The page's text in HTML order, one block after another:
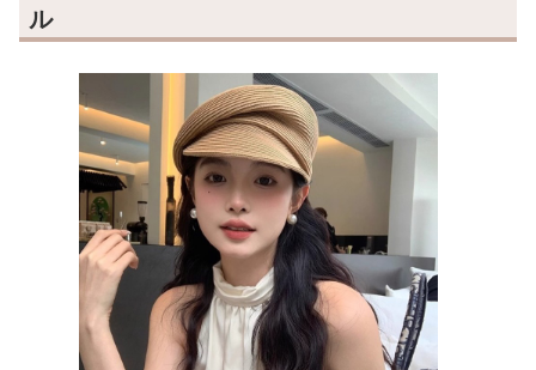
ル